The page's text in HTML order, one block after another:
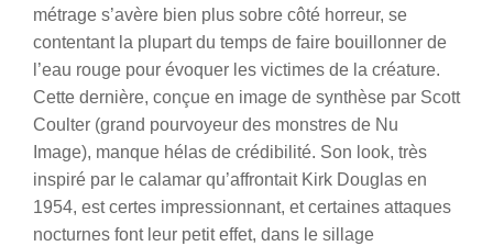
métrage s’avère bien plus sobre côté horreur, se
contentant la plupart du temps de faire bouillonner de
l’eau rouge pour évoquer les victimes de la créature.
Cette dernière, conçue en image de synthèse par Scott
Coulter (grand pourvoyeur des monstres de Nu
Image), manque hélas de crédibilité. Son look, très
inspiré par le calamar qu’affrontait Kirk Douglas en
1954, est certes impressionnant, et certaines attaques
nocturnes font leur petit effet, dans le sillage